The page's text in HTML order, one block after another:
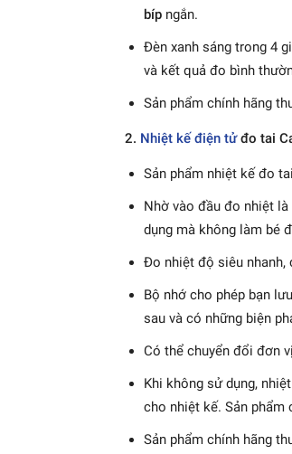
bíp ngắn.
Đèn xanh sáng trong 4
và kết quả đo bình
Sản phẩm chính hãng
2. Nhiệt kế điện tửđo tai
Sản phẩm nhiệt kế đo
Nhờ vào đầu đo nhiệt
dụng mà không làm bé
Đo nhiệt độ siêu nhanh,
Bộ nhớ cho phép bạn
sau và có những biện
Có thể chuyển đổi đơn
Khi không sử dụng,
cho nhiệt kế. Sản phẩm
Sản phẩm chính hãng